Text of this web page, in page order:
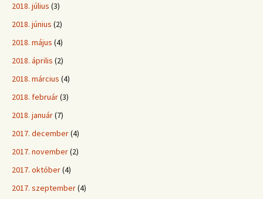
2018. július (3)
2018. június (2)
2018. május (4)
2018. április (2)
2018. március (4)
2018. február(3)
2018. január(7)
2017. december(4)
2017. november(2)
2017. október(4)
2017. szeptember(4)